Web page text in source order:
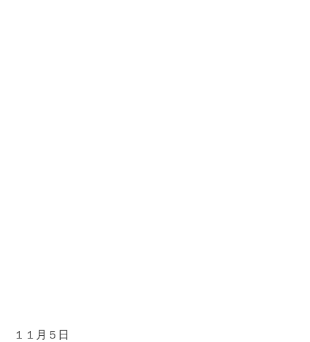
１１月５日